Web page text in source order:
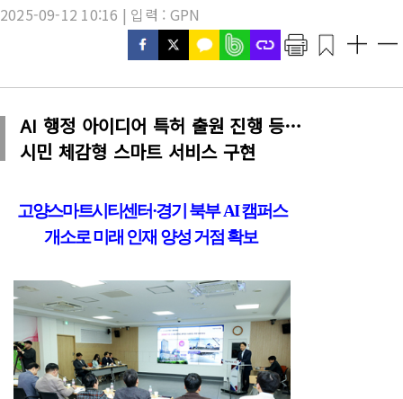
2025-09-12 10:16 | 입력 : GPN
AI 행정 아이디어 특허 출원 진행 등…
시민 체감형 스마트 서비스 구현
고양스마트시티센터·경기 북부AI캠퍼스
개소로 미래 인재 양성 거점 확보